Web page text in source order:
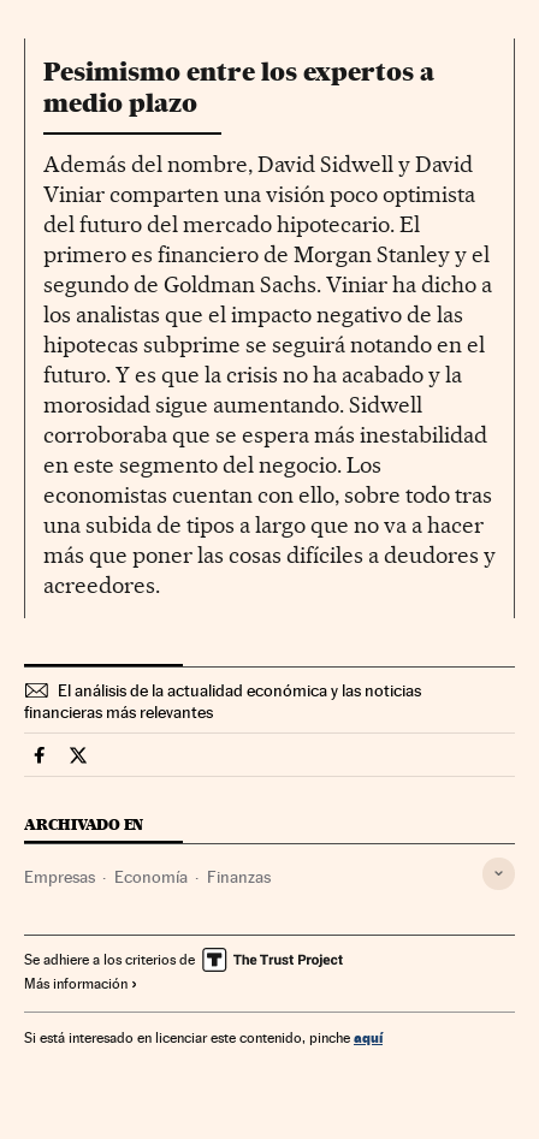
Pesimismo entre los expertos a
medio plazo
Además del nombre, David Sidwell y David
Viniar comparten una visión poco optimista
del futuro del mercado hipotecario. El
primero es financiero de Morgan Stanley y el
segundo de Goldman Sachs. Viniar ha dicho a
los analistas que el impacto negativo de las
hipotecas subprime se seguirá notando en el
futuro. Y es que la crisis no ha acabado y la
morosidad sigue aumentando. Sidwell
corroboraba que se espera más inestabilidad
en este segmento del negocio. Los
economistas cuentan con ello, sobre todo tras
una subida de tipos a largo que no va a hacer
más que poner las cosas difíciles a deudores y
acreedores.
El análisis de la actualidad económica y las noticias
financieras más relevantes
Companias Cinco Días en Facebook
Companias Cinco Días en Twitter
ARCHIVADO EN
Empresas Economía Finanzas
Se adhiere a los criterios de
Más información
Si está interesado en licenciar este contenido, pinche aquí